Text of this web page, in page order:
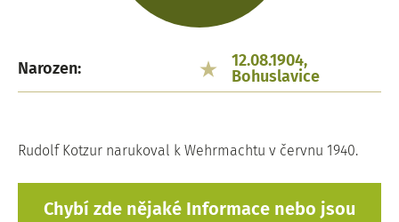
Narozen:
12.08.1904,
Bohuslavice
Rudolf Kotzur narukoval k Wehrmachtu v červnu 1940.
Chybí zde nějaké Informace nebo jsou